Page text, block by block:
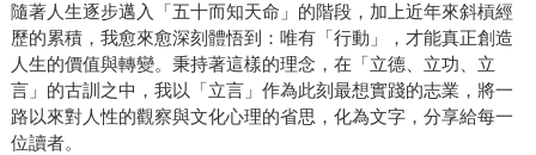
隨著人生逐步邁入「五十而知天命」的階段，加上近年來斜槓經
歷的累積，我愈來愈深刻體悟到：唯有「行動」，才能真正創造
人生的價值與轉變。秉持著這樣的理念，在「立德、立功、立
言」的古訓之中，我以「立言」作為此刻最想實踐的志業，將一
路以來對人性的觀察與文化心理的省思，化為文字，分享給每一
位讀者。